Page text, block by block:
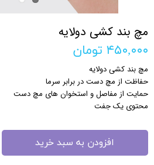
مچ بند کشی دولایه
۴۵۰,۰۰۰ تومان
مچ بند کشی دولایه
حفاظت از مچ دست در برابر سرما
حمایت از مفاصل و استخوان های مچ دست
محتوی یک جفت
افزودن به سبد خرید